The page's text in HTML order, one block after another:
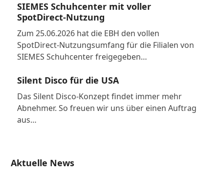
SIEMES Schuhcenter mit voller
SpotDirect-Nutzung
Zum 25.06.2026 hat die EBH den vollen
SpotDirect-Nutzungsumfang für die Filialen von
SIEMES Schuhcenter freigegeben…
Silent Disco für die USA
Das Silent Disco-Konzept findet immer mehr
Abnehmer. So freuen wir uns über einen Auftrag
aus…
Aktuelle News